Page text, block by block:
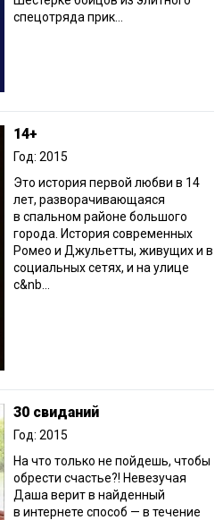
спецотряда прик...
14+
Год: 2015
Это история первой любви в 14
лет, разворачивающаяся
в спальном районе большого
города. История современных
Ромео и Джульетты, живущих и в
социальных сетях, и на улице
с&nb...
30 свиданий
Год: 2015
На что только не пойдешь, чтобы
обрести счастье?! Невезучая
Даша верит в найденный
в интернете способ — в течение